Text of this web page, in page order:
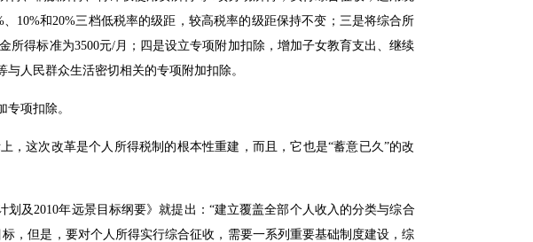
10%和20%三档低税率的级距，较高税率的级距保持不变；三是将综合所
所得标准为3500元/月；四是设立专项附加扣除，增加子女教育支出、继续
人民群众生活密切相关的专项附加扣除。
项扣除。
，这次改革是个人所得税制的根本性重建，而且，它也是“蓄意已久”的改
及2010年远景目标纲要》就提出：“建立覆盖全部个人收入的分类与综合
，但是，要对个人所得实行综合征收，需要一系列重要基础制度建设，综